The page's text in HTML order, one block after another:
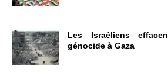
Les Israéliens
génocide à Gaza